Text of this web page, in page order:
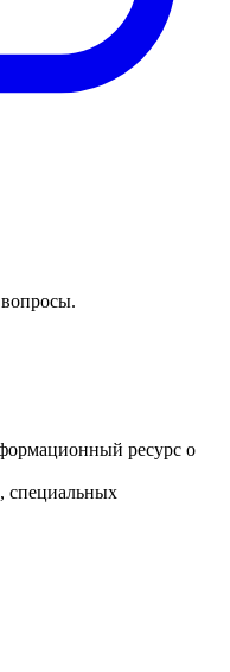
ресурс о
специальных